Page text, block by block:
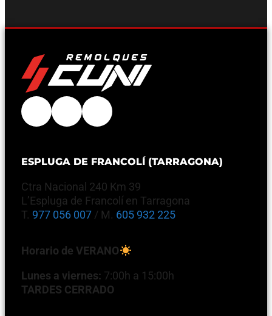
ESPLUGA DE FRANCOLÍ (TARRAGONA)
Ctra Nacional 240 Km 39
L’Espluga de Francolí en Tarragona
T. 977 056 007 / M. 605 932 225
Horario de VERANO
Lunes a viernes: 7:00h a 15:00h
TARDES CERRADO